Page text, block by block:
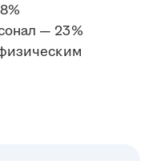
— 23%